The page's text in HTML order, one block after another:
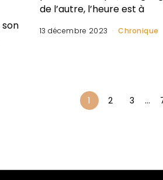
de l’autre, l’heure est à
13 décembre 2023 Chronique
1 2 3 …